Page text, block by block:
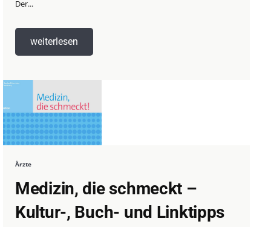
Der...
weiterlesen
Ärzte
Medizin, die schmeckt –
Kultur-, Buch- und Linktipps